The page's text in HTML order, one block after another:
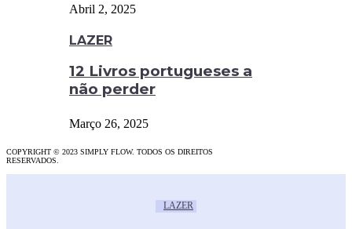
Abril 2, 2025
LAZER
12 Livros portugueses a
não perder
Março 26, 2025
COPYRIGHT © 2023 SIMPLY FLOW. TODOS OS DIREITOS
RESERVADOS.
LAZER